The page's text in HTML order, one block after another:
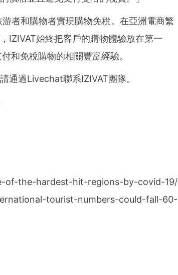
者和購物者實現購物免稅。在亞洲電商繁
IZIVAT始終把客戶的購物體驗放在第一
和免稅購物的相關豐富經驗。
通過Livechat聯系IZIVAT團隊。
of-the-hardest-hit-regions-by-covid-19/
tourist-numbers-could-fall-60-